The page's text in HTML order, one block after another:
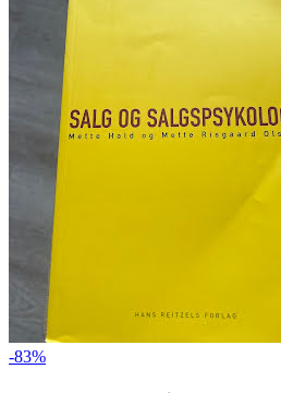
-83%